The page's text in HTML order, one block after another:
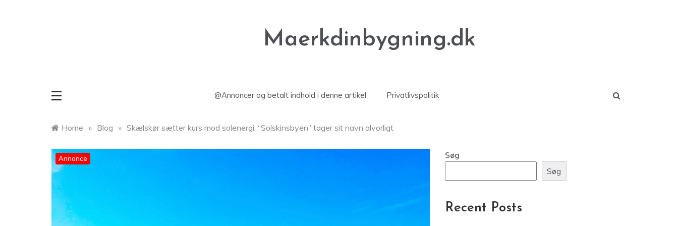
Maerkdinbygning.dk
@Annoncer og betalt indhold i denne artikel Privatlivspolitik
Home » Blog » Skælskør sætter kurs mod solenergi: “Solskinsbyen” tager sit navn alvorligt
Annonce
Søg
Søg
Recent Posts